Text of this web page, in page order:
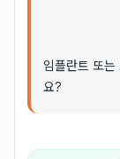
임플란트 또
요?